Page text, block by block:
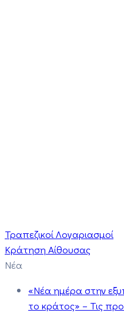
Τραπεζικοί Λογαριασμοί
Κράτηση Αίθουσας
Νέα
«Νέα ημέρα στην
το κράτος» – Τις